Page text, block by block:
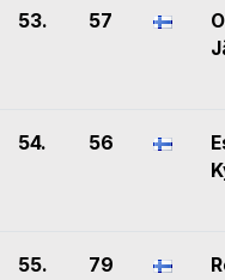
53. 57
54. 56
55. 79